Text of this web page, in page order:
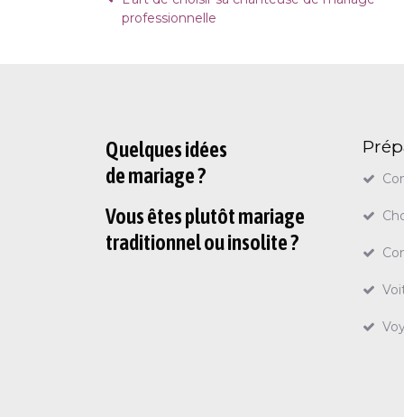
professionnelle
Quelques idées
de mariage ?
Vous êtes plutôt mariage
traditionnel ou insolite ?